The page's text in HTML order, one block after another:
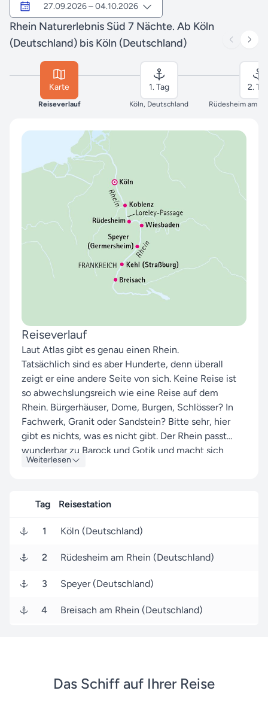
27.09.2026 – 04.10.2026
Rhein Naturerlebnis Süd 7 Nächte. Ab Köln
(Deutschland) bis Köln (Deutschland)
Karte
Reiseverlauf
1. Tag
Köln, Deutschland
2.
Reiseverlauf
Laut Atlas gibt es genau einen Rhein.
Tatsächlich sind es aber Hunderte, denn überall
zeigt er eine andere Seite von sich. Keine Reise ist
so abwechslungsreich wie eine Reise auf dem
Rhein. Bürgerhäuser, Dome, Burgen, Schlösser? In
Fachwerk, Granit oder Sandstein? Bitte sehr, hier
gibt es nichts, was es nicht gibt. Der Rhein passt
wunderbarzu Barock und Gotik und macht sich
bestensauf Fotos – aber eigentlich ist seine Heimat
Lauf seiner Geschichte fruchtbar gemacht hat.
Weiterlesen
Tag Reisestation
1 Köln (Deutschland)
2 Rüdesheim am Rhein (Deutschland)
3 Speyer (Deutschland)
4 Breisach am Rhein (Deutschland)
Koblenz (Deutschland)
Das Schiff auf Ihrer Reise